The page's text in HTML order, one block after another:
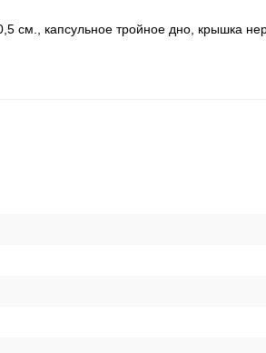
см., капсульное тройное дно, крышка